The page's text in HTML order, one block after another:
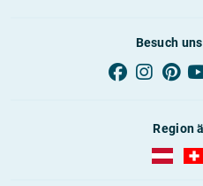
Besuch
Region